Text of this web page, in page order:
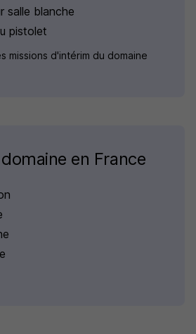
salle blanche
pistolet
missions d'intérim du domaine
en France